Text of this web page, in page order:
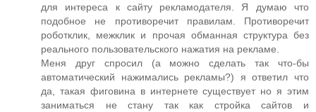
для интереса к сайту рекламодателя. Я думаю что
подобное не противоречит правилам. Противоречит
роботклик, межклик и прочая обманная структура без
реального пользовательского нажатия на рекламе.
Меня друг спросил (а можно сделать так что-бы
автоматический нажимались рекламы?) я ответил что
да, такая фиговина в интернете существует но я этим
заниматься не стану так как стройка сайтов и